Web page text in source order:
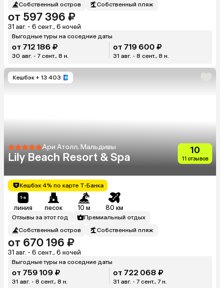
Собственный остров
Собственный пляж
от 597 396 ₽
31 авг. - 6 сент., 6 ночей
Выгодные туры на соседние даты
от 712 186 ₽
30 авг. - 7 сент., 8 н.
от 719 600 ₽
31 авг. - 8 сент., 8 н.
Кешбэк + 13 403
Ари Атолл, Мальдивы
Lily Beach Resort & Spa
10
11 отзывов
Кешбэк 4% по карте Т-Банка
линия песок 10 м 80 км
Отзывы за этот год
Премиальный отдых
Собственный остров
Собственный пляж
от 670 196 ₽
31 авг. - 6 сент., 6 ночей
Выгодные туры на соседние даты
от 759 109 ₽
31 авг. - 8 сент., 8 н.
от 722 068 ₽
31 авг. - 7 сент., 7 н.